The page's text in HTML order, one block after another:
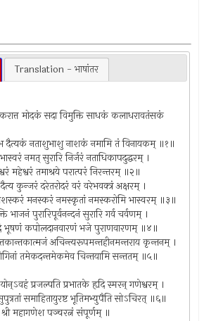
Translation - भाषांतर
मोदकं सदा विमुक्ति साधकं कलाधरावतंसकं
दैत्यकं नताशुभाशु नाशकं नमामि तं विनायकम् ॥१॥
नमत् सुरारि निर्जरं नताधिकापदुद्धरम् ।
महेश्वरं तमाश्रये परात्परं निरन्तरम् ॥२॥
कुन्जरं दरेतरोदरं वरं वरेभवक्त्रं अक्षरम् ।
मनस्करं नमस्कृतां नमस्करोमि भास्वरम् ॥३॥
भाजनं पुरारिपूर्वनन्दनं सुरारि गर्व चर्वणम् ।
भूषणं कपोलदानवारणं भजे पुराणवारणम् ॥४॥
अचिन्त्यरूपमन्तहीनमन्तराय कृन्तनम् ।
तमेकदन्तमेकमेव चिन्तयामि सन्ततम् ॥५॥
प्रजल्पति प्रभातके हृदि स्मरन् गणेश्वरम् ।
समाहितायुरष्ट भूतिमभ्युपैति सोऽचिरत् ॥६॥
श्री महागणेश पञ्चरत्नं संपूर्णम् ॥